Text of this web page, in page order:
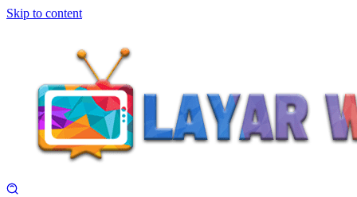
Skip to content